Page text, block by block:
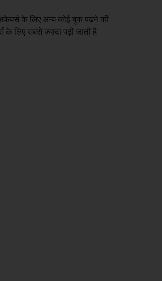
के लिए अन्य कोई बुक पढ़ने की
लिए सबसे ज्यादा पढ़ी जाती है